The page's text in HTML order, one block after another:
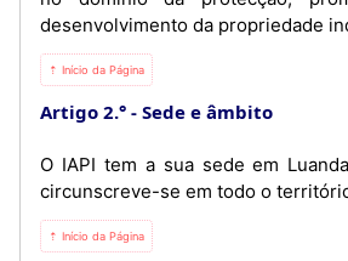
desenvolvimento da propriedade
⇡ Início da Página
Artigo 2.° Sede e âmbito
O IAPI tem a sua sede em
circunscreve-se em todo o
⇡ Início da Página